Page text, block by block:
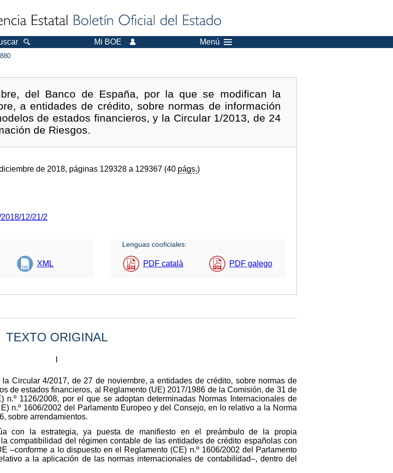
Mi BOE Menú
del Banco de España, por la que se modifican la
a entidades de crédito, sobre normas de información
de estados financieros, y la Circular 1/2013, de 24
de Riesgos.
de 2018, páginas 129328 a 129367 (40 págs.)
12/21/2
XML
Lenguas cooficiales:
PDF català PDF galego
TEXTO ORIGINAL
Circular 4/2017, de 27 de noviembre, a entidades de crédito, sobre normas de
de estados financieros, al Reglamento (UE) 2017/1986 de la Comisión, de 31 de
1126/2008, por el que se adoptan determinadas Normas Internacionales de
n.º 1606/2002 del Parlamento Europeo y del Consejo, en lo relativo a la Norma
sobre arrendamientos.
con la estrategia, ya puesta de manifiesto en el preámbulo de la propia
compatibilidad del régimen contable de las entidades de crédito españolas con
–conforme a lo dispuesto en el Reglamento (CE) n.º 1606/2002 del Parlamento
a la aplicación de las normas internacionales de contabilidad–, dentro del